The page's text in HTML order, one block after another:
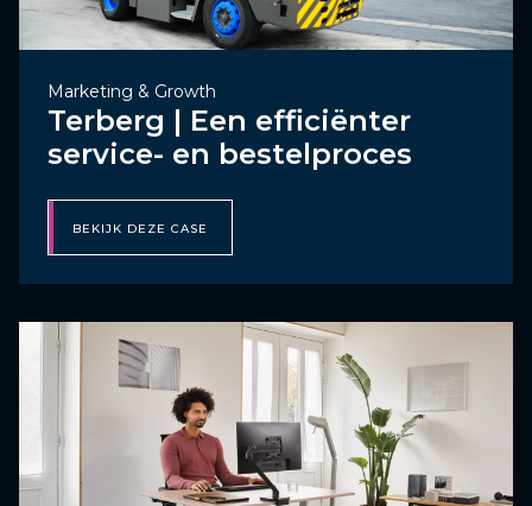
Marketing & Growth
Terberg | Een efficiënter
service- en bestelproces
BEKIJK DEZE CASE